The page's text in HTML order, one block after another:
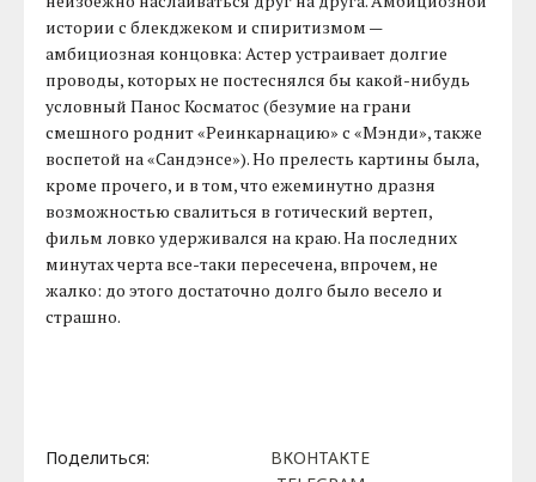
истории с блекджеком и спиритизмом —
амбициозная концовка: Астер устраивает долгие
проводы, которых не постеснялся бы какой-нибудь
условный Панос Косматос (безумие на грани
смешного роднит «Реинкарнацию» с «Мэнди», также
воспетой на «Сандэнсе»). Но прелесть картины была,
кроме прочего, и в том, что ежеминутно дразня
возможностью свалиться в готический вертеп,
фильм ловко удерживался на краю. На последних
минутах черта все-таки пересечена, впрочем, не
жалко: до этого достаточно долго было весело и
страшно.
Поделиться:
ВКОНТАКТЕ